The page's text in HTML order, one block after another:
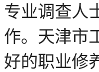
专业调查人
作。天津市
好的职业修